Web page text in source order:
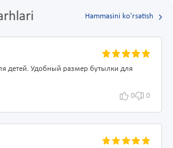
Hammasini ko'rsatish
детей. Удобный размер бутылки для
0 0